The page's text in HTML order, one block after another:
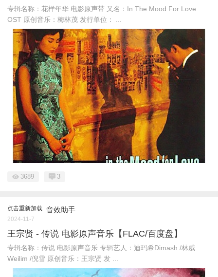
专辑名称：花样年华 电影原声带 又名：In The Mood For Love
OST 原创音乐：梅林茂 发行单位： ...
3689 3
点击重新加载 音效助手
2024-11-7
王宗贤 - 传说 电影原声音乐【FLAC/百度盘】
专辑名称：传说 电影原声音乐 专辑艺人：迪玛希Dimash /林威
Weilim /倪雪 原创音乐：王宗贤 发 ...